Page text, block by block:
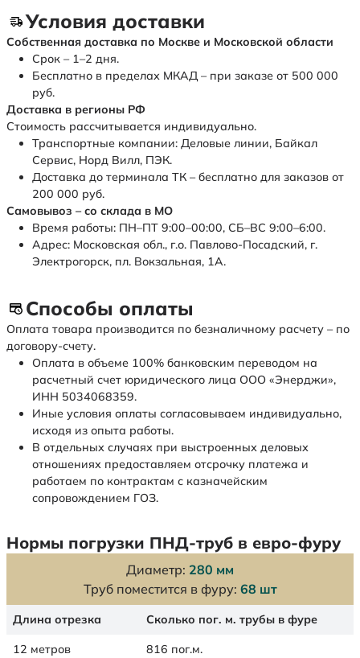
Условия доставки
Собственная доставка по Москве и Московской области
Срок – 1–2 дня.
Бесплатно в пределах МКАД – при заказе от 500 000
руб.
Доставка в регионы РФ
Стоимость рассчитывается индивидуально.
Транспортные компании: Деловые линии, Байкал
Сервис, Норд Вилл, ПЭК.
Доставка до терминала ТК – бесплатно для заказов от
200 000 руб.
Самовывоз – со склада в МО
Время работы: ПН–ПТ 9:00–00:00, СБ–ВС 9:00–6:00.
Адрес: Московская обл., г.о. Павлово-Посадский, г.
Электрогорск, пл. Вокзальная, 1А.
Способы оплаты
Оплата товара производится по безналичному расчету – по
договору-счету.
Оплата в объеме 100% банковским переводом на
расчетный счет юридического лица ООО «Энерджи»,
ИНН 5034068359.
Иные условия оплаты согласовываем индивидуально,
исходя из опыта работы.
В отдельных случаях при выстроенных деловых
отношениях предоставляем отсрочку платежа и
работаем по контрактам с казначейским
сопровождением ГОЗ.
Нормы погрузки ПНД-труб в евро-фуру
Диаметр: 280 мм
Труб поместится в фуру: 68 шт
Длина отрезка Сколько пог. м. трубы в фуре
12 метров 816 пог.м.